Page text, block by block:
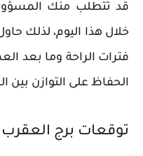
قد تتطلب منك
خلال هذا اليوم، لذلك
فترات الراحة وما بعد
الحفاظ على التوازن
توقعات برج